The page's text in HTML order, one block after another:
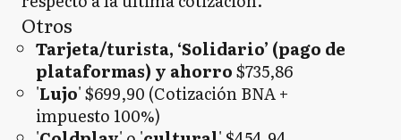
Otros
Tarjeta/turista, ‘Solidario’ (pago de
plataformas) y ahorro$735,86
'Lujo' $699,90 (Cotización BNA +
impuesto 100%)